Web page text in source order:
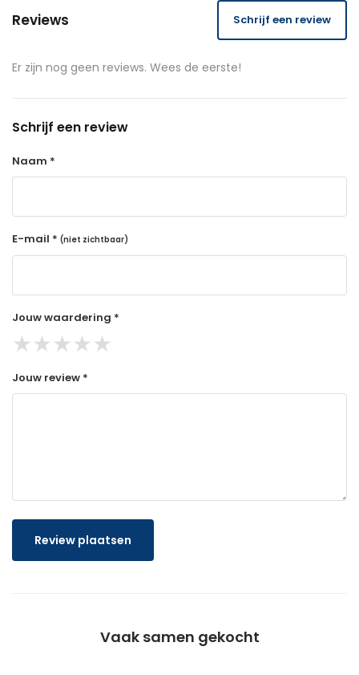
Reviews Schrijf een review
Er zijn nog geen reviews. Wees de eerste!
Schrijf een review
Naam *
E-mail * (niet zichtbaar)
Jouw waardering *
★★★★★
Jouw review *
Review plaatsen
Vaak samen gekocht